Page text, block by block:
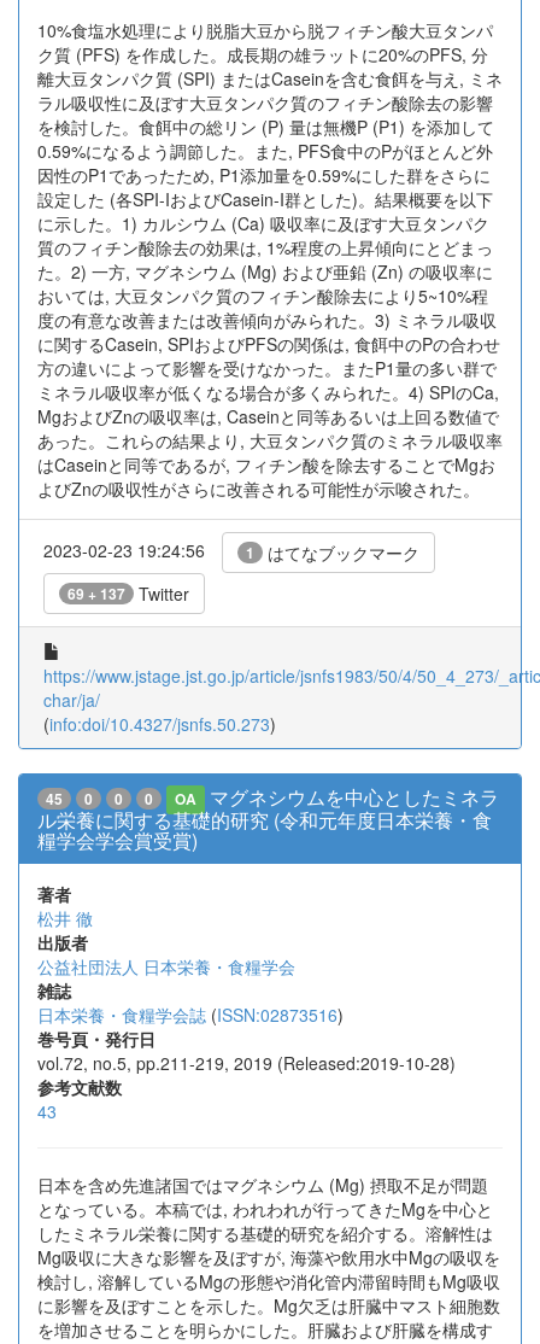
10%食塩水処理により脱脂大豆から脱フィチン酸大豆タンパ
ク質 (PFS) を作成した。成長期の雄ラットに20%のPFS, 分
離大豆タンパク質 (SPI) またはCaseinを含む食餌を与え, ミネ
ラル吸収性に及ぼす大豆タンパク質のフィチン酸除去の影響
を検討した。食餌中の総リン (P) 量は無機P (P1) を添加して
0.59%になるよう調節した。また, PFS食中のPがほとんど外
因性のP1であったため, P1添加量を0.59%にした群をさらに
設定した (各SPI-IおよびCasein-I群とした)。結果概要を以下
に示した。1) カルシウム (Ca) 吸収率に及ぼす大豆タンパク
質のフィチン酸除去の効果は, 1%程度の上昇傾向にとどまっ
た。2) 一方, マグネシウム (Mg) および亜鉛 (Zn) の吸収率に
おいては, 大豆タンパク質のフィチン酸除去により5~10%程
度の有意な改善または改善傾向がみられた。3) ミネラル吸収
に関するCasein, SPIおよびPFSの関係は, 食餌中のPの合わせ
方の違いによって影響を受けなかった。またP1量の多い群で
ミネラル吸収率が低くなる場合が多くみられた。4) SPIのCa,
MgおよびZnの吸収率は, Caseinと同等あるいは上回る数値で
あった。これらの結果より, 大豆タンパク質のミネラル吸収率
はCaseinと同等であるが, フィチン酸を除去することでMgお
よびZnの吸収性がさらに改善される可能性が示唆された。
2023-02-23 19:24:56 1 はてなブックマーク
69 + 137 Twitter
https://www.jstage.jst.go.jp/article/jsnfs1983/50/4/50_4_273/
char/ja/
(info:doi/10.4327/jsnfs.50.273)
45 0 0 0 OA
マグネシウムを中心としたミネラ
ル栄養に関する基礎的研究 (令和元年度日本栄養・食
糧学会学会賞受賞)
著者
松井 徹
出版者
公益社団法人 日本栄養・食糧学会
雑誌
日本栄養・食糧学会誌 (ISSN:02873516)
巻号頁・発行日
vol.72, no.5, pp.211-219, 2019 (Released:2019-10-28)
参考文献数
43
日本を含め先進諸国ではマグネシウム (Mg) 摂取不足が問題
となっている。本稿では, われわれが行ってきたMgを中心と
したミネラル栄養に関する基礎的研究を紹介する。溶解性は
Mg吸収に大きな影響を及ぼすが, 海藻や飲用水中Mgの吸収を
検討し, 溶解しているMgの形態や消化管内滞留時間もMg吸収
に影響を及ぼすことを示した。Mg欠乏は肝臓中マスト細胞数
を増加させることを明らかにした。肝臓および肝臓を構成す